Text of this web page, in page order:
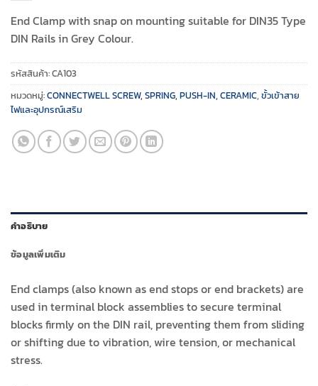
End Clamp with snap on mounting suitable for DIN35 Type
DIN Rails in Grey Colour.
รหัสสินค้า:CA103
หมวดหมู่:CONNECTWELL SCREW, SPRING, PUSH-IN, CERAMIC, ขั้วเข้าสาย
ไฟและอุปกรณ์เสริม
คำอธิบาย
ข้อมูลเพิ่มเติม
End clamps (also known as end stops or end brackets) are
used in terminal block assemblies to secure terminal
blocks firmly on the DIN rail, preventing them from sliding
or shifting due to vibration, wire tension, or mechanical
stress.